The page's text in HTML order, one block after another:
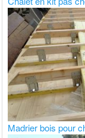
Madrier bois pour